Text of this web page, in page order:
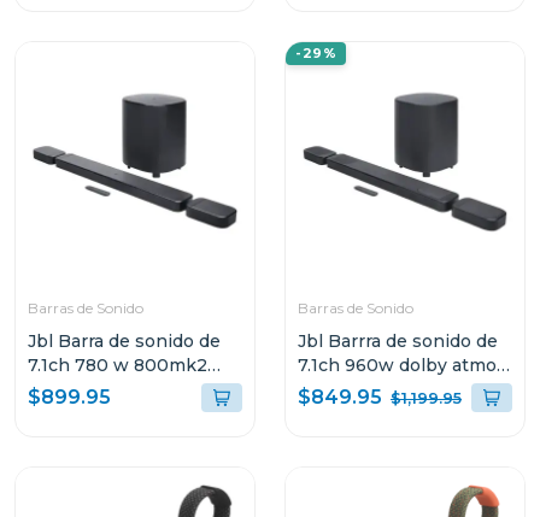
Barras de Sonido
Jbl Barra de sonido de
7.1ch 780 w 800mk2
dolby atmos bar800m2
$899.95
-29%
Barras de Sonido
Jbl Barrra de sonido de
7.1ch 960w dolby atmos
bar1000m2
$849.95 $1,199.95